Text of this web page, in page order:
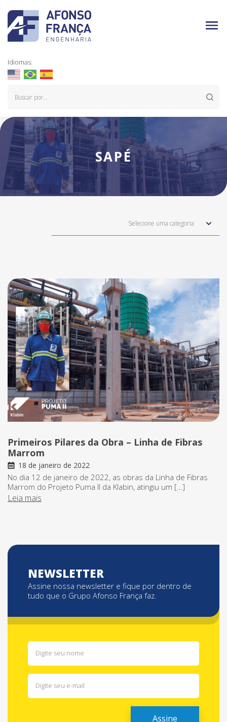
Idiomas:
SAPÉ
Selecione uma categoria
Primeiros Pilares da Obra – Linha de Fibras
Marrom
18 de janeiro de 2022
No dia 12 de janeiro de 2022, as obras da Linha de Fibras
Marrom do Projeto Puma II da Klabin, atingiu um […]
Leia mais
NEWSLETTER
Assine nossa newsletter e fique por dentro de
tudo que o Grupo Afonso França faz.